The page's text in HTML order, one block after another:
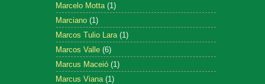
Marcelo Motta (1)
Marciano (1)
Marcos Tulio Lara (1)
Marcos Valle (6)
Marcus Maceió (1)
Marcus Viana (1)